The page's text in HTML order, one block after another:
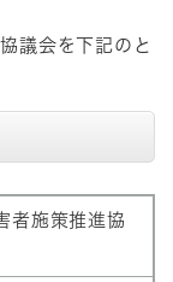
議会を下記のと
者施策推進協